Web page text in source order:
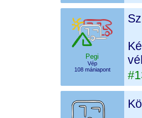
Pegi
Vép
108 mániapont